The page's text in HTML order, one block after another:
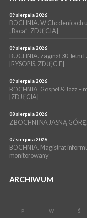
06 sierpnia 2026
LIPNICA MUROWANA.
06 sierpnia 2026
BOCHNIA. W niedzielę
Kopalni Soli Bochnia
09 sierpnia 2026
BOCHNIA. W Chodenicach
„Baca” [ZDJĘCIA]
09 sierpnia 2026
BOCHNIA. Zaginął 30-letni
[RYSOPIS, ZDJĘCIE]
09 sierpnia 2026
BOCHNIA. Gospel & Jazz –
[ZDJĘCIA]
08 sierpnia 2026
Z BOCHNI NA JASNĄ
07 sierpnia 2026
BOCHNIA. Magistrat
monitorowany
ARCHIWUM
P W Ś